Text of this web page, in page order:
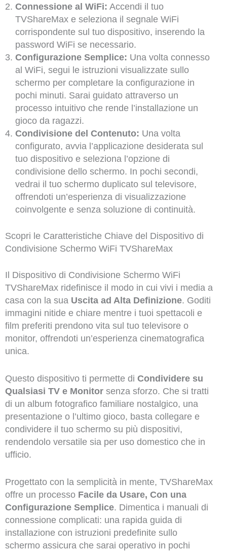
Connessione al WiFi: Accendi il tuo
TVShareMax e seleziona il segnale WiFi
corrispondente sul tuo dispositivo, inserendo la
password WiFi se necessario.
Configurazione Semplice: Una volta connesso
al WiFi, segui le istruzioni visualizzate sullo
schermo per completare la configurazione in
pochi minuti. Sarai guidato attraverso un
processo intuitivo che rende l’installazione un
gioco da ragazzi.
Condivisione del Contenuto: Una volta
configurato, avvia l’applicazione desiderata sul
tuo dispositivo e seleziona l’opzione di
condivisione dello schermo. In pochi secondi,
vedrai il tuo schermo duplicato sul televisore,
offrendoti un’esperienza di visualizzazione
coinvolgente e senza soluzione di continuità.
Scopri le Caratteristiche Chiave del Dispositivo di
Condivisione Schermo WiFi TVShareMax
Il Dispositivo di Condivisione Schermo WiFi
TVShareMax ridefinisce il modo in cui vivi i media a
casa con la sua Uscita ad Alta Definizione. Goditi
immagini nitide e chiare mentre i tuoi spettacoli e
film preferiti prendono vita sul tuo televisore o
monitor, offrendoti un’esperienza cinematografica
unica.
Questo dispositivo ti permette di Condividere su
Qualsiasi TV e Monitorsenza sforzo. Che si tratti
di un album fotografico familiare nostalgico, una
presentazione o l’ultimo gioco, basta collegare e
condividere il tuo schermo su più dispositivi,
rendendolo versatile sia per uso domestico che in
ufficio.
Progettato con la semplicità in mente, TVShareMax
offre un processo Facile da Usare, Con una
Configurazione Semplice. Dimentica i manuali di
connessione complicati: una rapida guida di
installazione con istruzioni predefinite sullo
schermo assicura che sarai operativo in pochi